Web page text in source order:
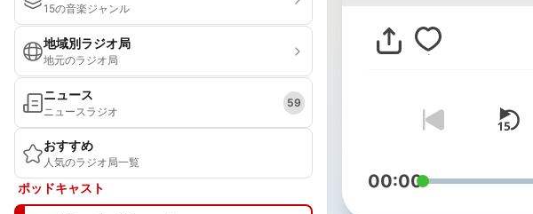
15の音楽ジャンル
地域別ラジオ局
地元のラジオ局
ニュース
ニュースラジオ
59
おすすめ
人気のラジオ局一覧
ポッドキャスト 00:00